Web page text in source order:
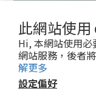
此網站使
Hi, 本網站使用
網站服務，後者
解更多
設定偏好